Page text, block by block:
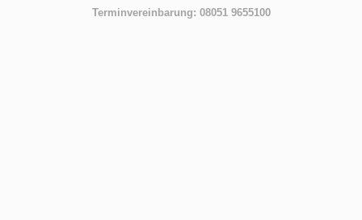
Terminvereinbarung: 08051 9655100